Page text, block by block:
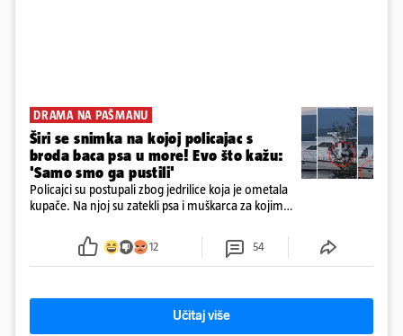
DRAMA NA PAŠMANU
Širi se snimka na kojoj policajac s
broda baca psa u more! Evo što kažu:
'Samo smo ga pustili'
Policajci su postupali zbog jedrilice koja je ometala
kupače. Na njoj su zatekli psa i muškarca za kojim
ga uhitili, a psa je preuzeo komunalni redar
12 54
Učitaj više